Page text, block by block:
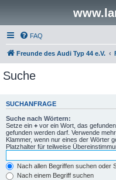
FAQ
Freunde des Audi Typ 44 e.V.
Suche
SUCHANFRAGE
Suche nach Wörtern:
Setze ein + vor ein Wort, das
gefunden werden darf. Verwende
Klammer, wenn nur eines der Wörter
Platzhalter für teilweise
Nach allen Begriffen suchen oder
Nach einem Begriff suchen